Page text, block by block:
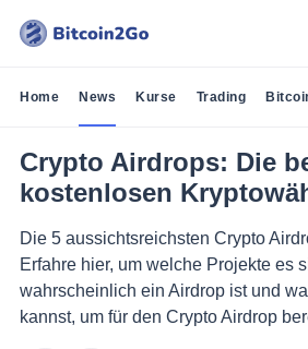
Home News Kurse Trading
Crypto Airdrops: Die
kostenlosen
Die 5 aussichtsreichsten Crypto
Erfahre hier, um welche Projekte es
wahrscheinlich ein Airdrop ist und
kannst, um für den Crypto Airdrop